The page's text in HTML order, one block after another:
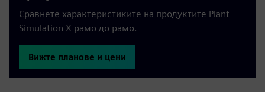
Сравнете характеристиките на продуктите Plant
Simulation X рамо до рамо.
Вижте планове и цени